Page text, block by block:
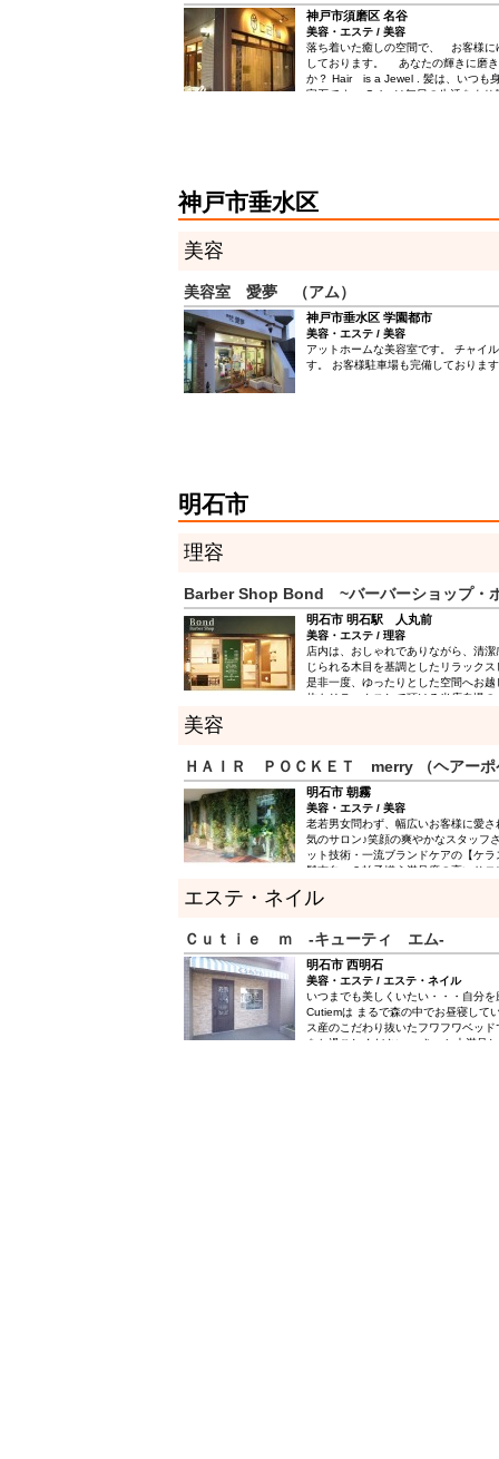
神戸市須磨区 名谷
美容・エステ / 美容
落ち着いた癒しの空間で、 お客様に
しております。 あなたの輝きに磨
か？ Hair is a Jewel . 髪は、いつも
宝石です。 Calm は毎日の生活をより
神戸市垂水区
美容
美容室 愛夢 （アム）
神戸市垂水区 学園都市
美容・エステ / 美容
アットホームな美容室です。 チャイ
す。 お客様駐車場も完備しておりま
明石市
理容
Barber Shop Bond ~バーバーショップ・
明石市 明石駅 人丸前
美容・エステ / 理容
店内は、おしゃれでありながら、清
じられる木目を基調としたリラック
是非一度、ゆったりとした空間へお
体もリラックスして頂ける当店自慢
名しました。 ２０年以上の経験と確
を基に、第２の故郷、ここ明石に根
美容
ＨＡＩＲ ＰＯＣＫＥＴ merry （ヘアーポ
明石市 朝霧
美容・エステ / 美容
老若男女問わず、幅広いお客様に愛
気のサロン♪笑顔の爽やかなスタッフ
ット技術・一流ブランドケアの【ケ
髪志向…３拍子揃う満足度の高いサ
エステ・ネイル
Ｃｕｔｉｅ ｍ -キューティ エム-
明石市 西明石
美容・エステ / エステ・ネイル
いつまでも美しくいたい・・・自分
Cutiemは まるで森の中でお昼寝して
ス産のこだわり抜いたフワフワベッ
をお過ごしください。 きっと大満足